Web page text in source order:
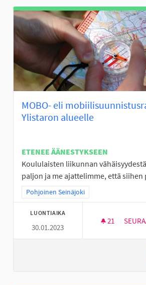
MOBO- eli
Ylistaron alueelle
ETENEE ÄÄNESTYKSEEN
Koululaisten liikunnan
paljon ja me ajattelimme, että siihen
Rajaa tulokset teeman mukaan:
Pohjoinen Seinäjoki
LUONTIAIKA
30.01.2023
21 21